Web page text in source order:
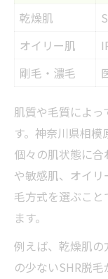
乾燥肌
オイリー肌
剛毛・濃毛
肌質や毛質によ
す。神奈川県相模
個々の肌状態に
や敏感肌、オイ
毛方式を選ぶこ
ます。
例えば、乾燥肌
の少ないSHR脱毛